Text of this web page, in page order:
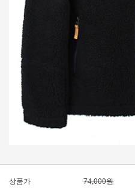
상품가 74,000원